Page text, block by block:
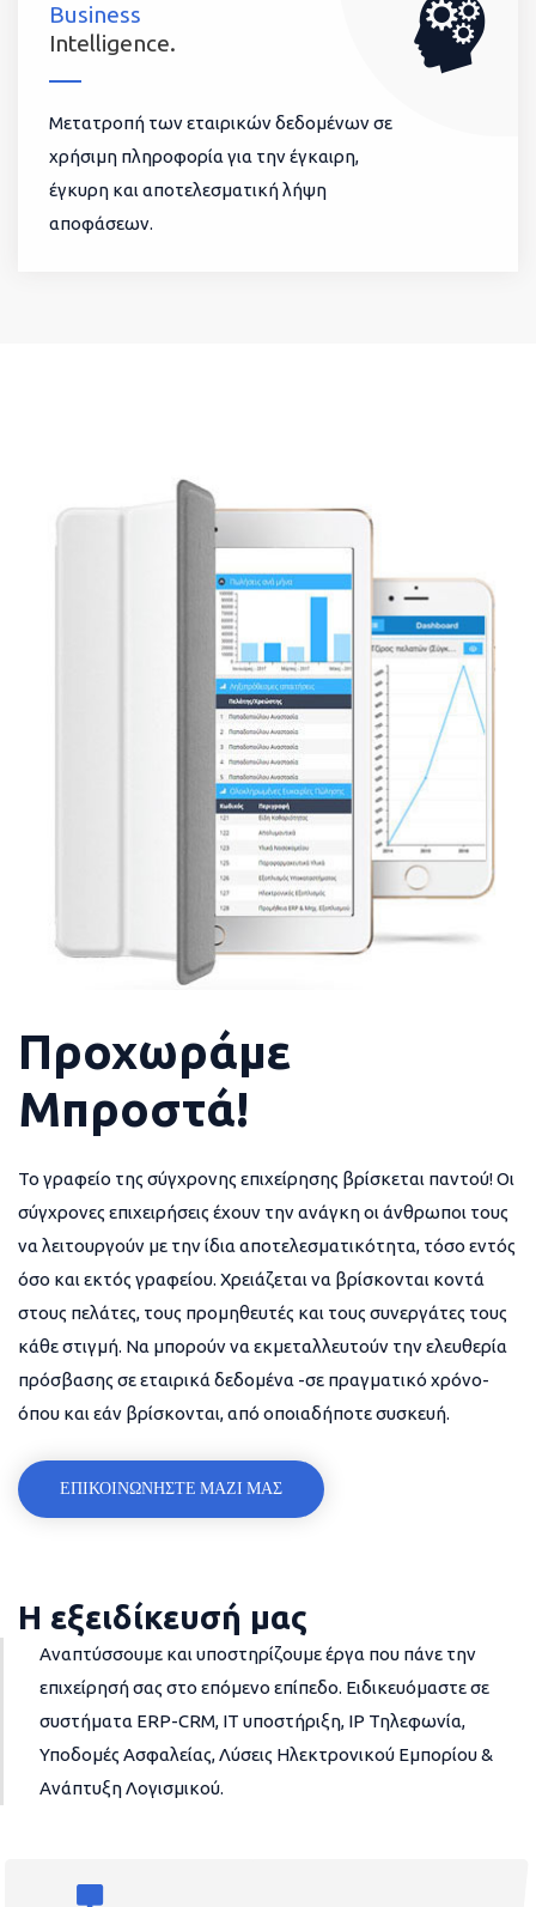
Business
Intelligence.
Μετατροπή των εταιρικών δεδομένων σε
χρήσιμη πληροφορία για την έγκαιρη,
έγκυρη και αποτελεσματική λήψη
αποφάσεων.
Προχωράμε
Μπροστά!
Το γραφείο της σύγχρονης επιχείρησης βρίσκεται παντού! Οι
σύγχρονες επιχειρήσεις έχουν την ανάγκη οι άνθρωποι τους
να λειτουργούν με την ίδια αποτελεσματικότητα, τόσο εντός
όσο και εκτός γραφείου. Χρειάζεται να βρίσκονται κοντά
στους πελάτες, τους προμηθευτές και τους συνεργάτες τους
κάθε στιγμή. Να μπορούν να εκμεταλλευτούν την ελευθερία
πρόσβασης σε εταιρικά δεδομένα -σε πραγματικό χρόνο-
όπου και εάν βρίσκονται, από οποιαδήποτε συσκευή.
ΕΠΙΚΟΙΝΩΝΗΣΤΕ ΜΑΖΙ ΜΑΣ
Η εξειδίκευσή μας
Αναπτύσσουμε και υποστηρίζουμε έργα που πάνε την
επιχείρησή σας στο επόμενο επίπεδο. Ειδικευόμαστε σε
συστήματα ERP-CRM, IT υποστήριξη, IP Τηλεφωνία,
Υποδομές Ασφαλείας, Λύσεις Ηλεκτρονικού Εμπορίου &
Ανάπτυξη Λογισμικού.